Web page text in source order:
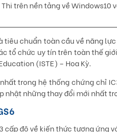
Thi trên nền tảng về Windows10
tiêu chuẩn toàn cầu về năng
tổ chức uy tín trên toàn thế
(ISTE) – Hoa Kỳ.
trong hệ thống chứng chỉ
nhật những thay đổi mới nhất
cấp độ về kiến thức tương ứng